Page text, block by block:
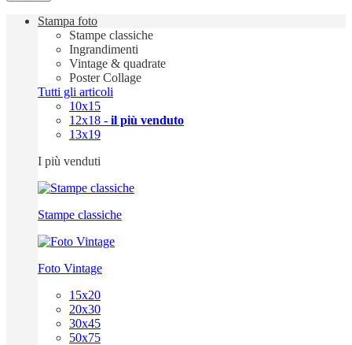
Stampa foto
Stampe classiche
Ingrandimenti
Vintage & quadrate
Poster Collage
Tutti gli articoli
10x15
12x18 - il più venduto
13x19
I più venduti
Stampe classiche
Foto Vintage
15x20
20x30
30x45
50x75